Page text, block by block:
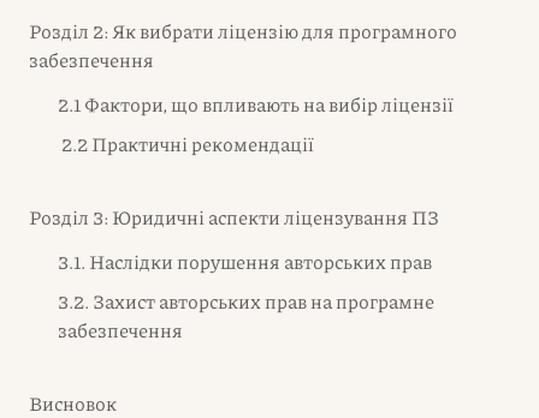
Розділ 2: Як вибрати ліцензію для програмного
забезпечення
2.1 Фактори, що впливають на вибір ліцензії
2.2 Практичні рекомендації
Розділ 3: Юридичні аспекти ліцензування ПЗ
3.1. Наслідки порушення авторських прав
3.2. Захист авторських прав на програмне
забезпечення
Висновок